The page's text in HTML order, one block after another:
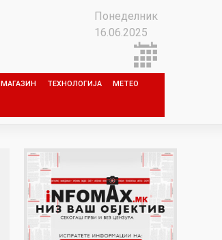
Понеделник
16.06.2025
МАГАЗИН ТЕХНОЛОГИЈА МЕТЕО